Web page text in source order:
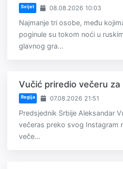
Svijet 08.08.2026 10:03
Najmanje tri osobe, među
poginule su tokom noći u
glavnog gra...
Vučić priredio večeru za
Regija 07.08.2026 21:51
Predsjednik Srbije Aleksandar
večeras preko svog Instagram
veče...